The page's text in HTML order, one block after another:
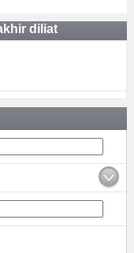
diliat